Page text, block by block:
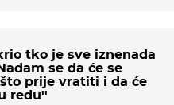
tko je sve iznenada
se da će se
prije vratiti i da će
redu''